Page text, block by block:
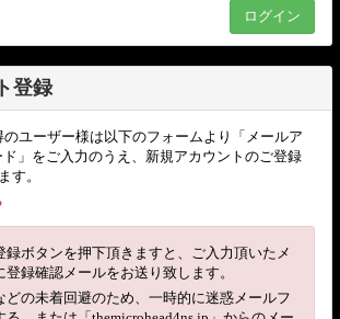
登録
ユーザー様は以下のフォームより「メールア
ド」をご入力のうえ、新規アカウントのご登録
す。
録ボタンを押下頂きますと、ご入力頂いたメ
録確認メールをお送り致します。
どの未着回避のため、一時的に迷惑メールフ